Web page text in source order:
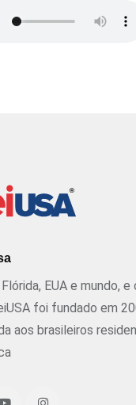
EUA e mundo,
foi fundado em
aos brasileiros